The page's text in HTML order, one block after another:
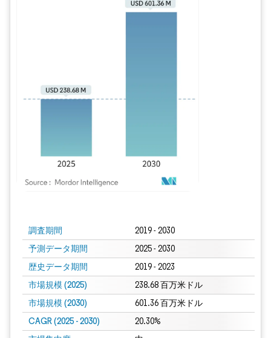
調査期間 2019 - 2030
予測データ期間 2025 - 2030
歴史データ期間 2019 - 2023
市場規模 (2025) 238.68 百万米ドル
市場規模 (2030) 601.36 百万米ドル
CAGR (2025 - 2030) 20.30%